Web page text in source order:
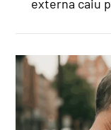
externa caiu